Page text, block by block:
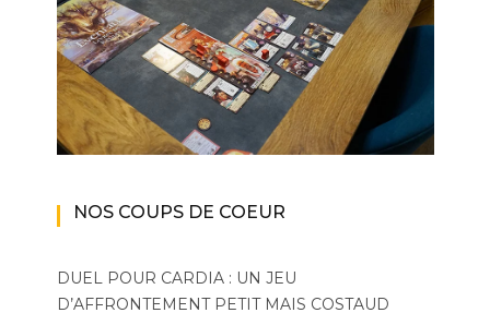
NOS COUPS DE COEUR
DUEL POUR CARDIA : UN JEU
D’AFFRONTEMENT PETIT MAIS COSTAUD